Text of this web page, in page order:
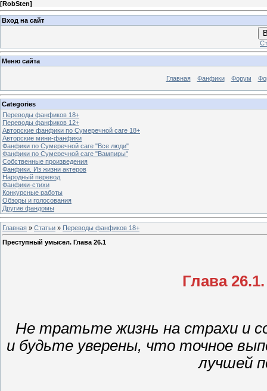
[RobSten]
Вход на сайт
Меню сайта
Главная Фанфики Форум
Categories
Переводы фанфиков 18+
Переводы фанфиков 12+
Авторские фанфики по Сумеречной саге 18+
Авторские мини-фанфики
Фанфики по Сумеречной саге "Все люди"
Фанфики по Сумеречной саге "Вампиры"
Собственные произведения
Фанфики. Из жизни актеров
Народный перевод
Фанфики-стихи
Конкурсные работы
Обзоры и голосования
Другие фандомы
Главная » Статьи » Переводы фанфиков 18+
Преступный умысел. Глава 26.1
Глава
Не тратьте жизнь на страхи и
и будьте уверены, что точное
лучшей